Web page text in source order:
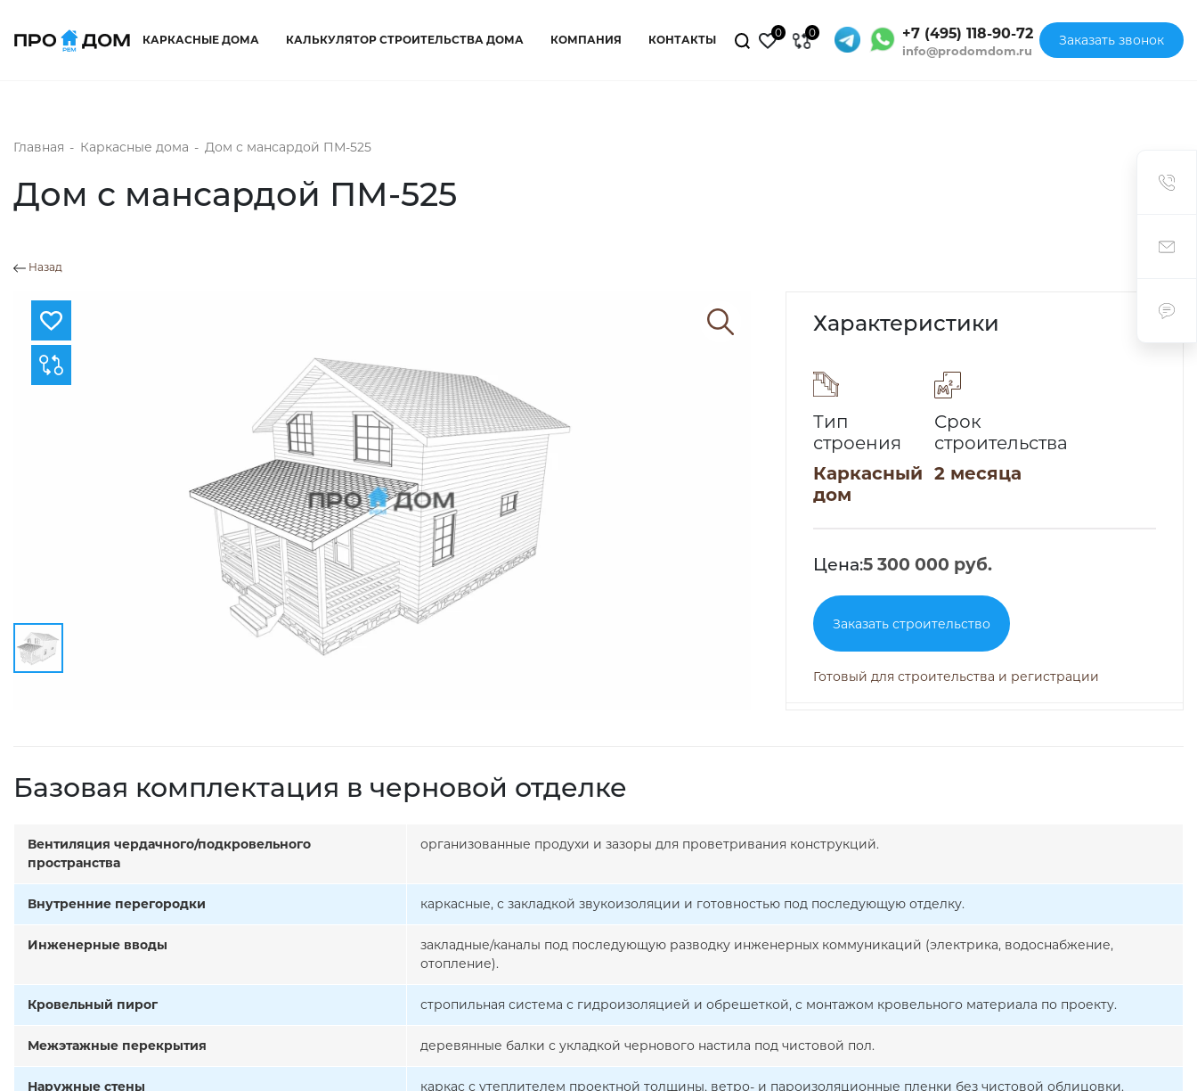
КАРКАСНЫЕ ДОМА КАЛЬКУЛЯТОР СТРОИТЕЛЬСТВА ДОМА КОМПАНИЯ КОНТАКТЫ
0 0 +7 (495) 118-90-72
info@prodomdom.ru
Заказать звонок
Главная - Каркасные дома - Дом с мансардой ПМ-525
Дом с мансардой ПМ-525
Назад
Характеристики
Тип
строения
Каркасный
дом
Срок
строительства
2 месяца
Цена:5 300 000 руб.
Заказать строительство
Готовый для строительства и регистрации
Базовая комплектация в черновой отделке
Вентиляция чердачного/подкровельного
пространства
организованные продухи и зазоры для проветривания конструкций.
Внутренние перегородки каркасные, с закладкой звукоизоляции и готовностью под последующую отделку.
Инженерные вводы
закладные/каналы под последующую разводку инженерных коммуникаций (электрика, водоснабжение,
отопление).
Кровельный пирог стропильная система с гидроизоляцией и обрешеткой, с монтажом кровельного материала по проекту.
Межэтажные перекрытия деревянные балки с укладкой чернового настила под чистовой пол.
Наружные стены каркас с утеплителем проектной толщины, ветро- и пароизоляционные пленки без чистовой облицовки.